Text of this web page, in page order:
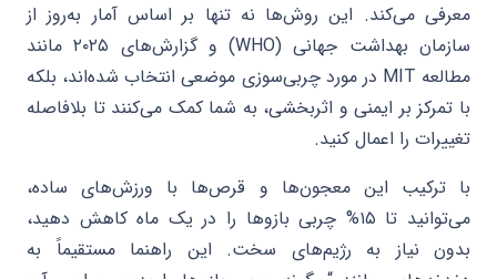
معرفی می‌کند. این روش‌ها نه تنها بر اساس آمار به‌روز از
سازمان بهداشت جهانی (WHO) و گزارش‌های ۲۰۲۵ مانند
مطالعه MIT در مورد چربی‌سوزی موضعی انتخاب شده‌اند، بلکه
با تمرکز بر ایمنی و اثربخشی، به شما کمک می‌کنند تا بلافاصله
تغییرات را اعمال کنید.
با ترکیب این معجون‌ها و قرص‌ها با ورزش‌های ساده،
می‌توانید تا ۱۵% چربی بازوها را در یک ماه کاهش دهید،
بدون نیاز به رژیم‌های سخت. این راهنما مستقیماً به